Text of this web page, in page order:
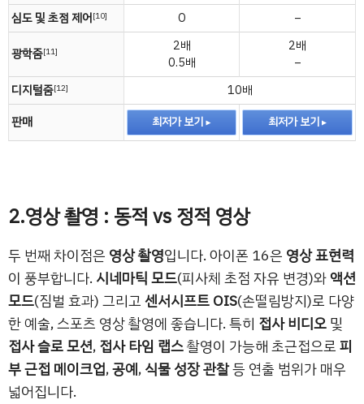
심도 및 초점 제어[10] O
–
광학줌[11]
2배
0.5배
2배
–
디지털줌[12]
10배
판매
최저가 보기 최저가 보기
2.영상 촬영 : 동적 vs 정적 영상
두 번째 차이점은 영상 촬영입니다. 아이폰 16은 영상 표현력
이 풍부합니다. 시네마틱 모드(피사체 초점 자유 변경)와액션
모드(짐벌 효과) 그리고센서시프트 OIS(손떨림방지)로 다양
한 예술, 스포츠 영상 촬영에 좋습니다. 특히 접사 비디오및
접사 슬로 모션,접사 타임 랩스촬영이 가능해 초근접으로피
부 근접 메이크업,공예,식물 성장 관찰등 연출 범위가 매우
넓어집니다.